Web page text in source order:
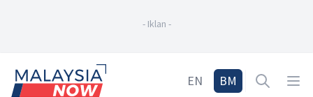
- Iklan -
Home
EN BM Open